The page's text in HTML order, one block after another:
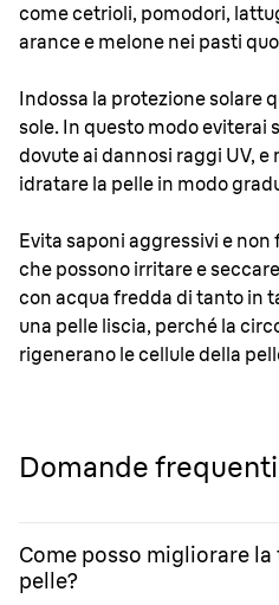
come cetrioli, pomodori,
arance e melone nei pasti
Indossa la protezione solare
sole. In questo modo eviterai
dovute ai dannosi raggi UV,
idratare la pelle in modo
Evita saponi aggressivi e
che possono irritare e
con acqua fredda di tanto in
una pelle liscia, perché la
rigenerano le cellule della
Domande frequenti
Come posso migliorare
pelle?